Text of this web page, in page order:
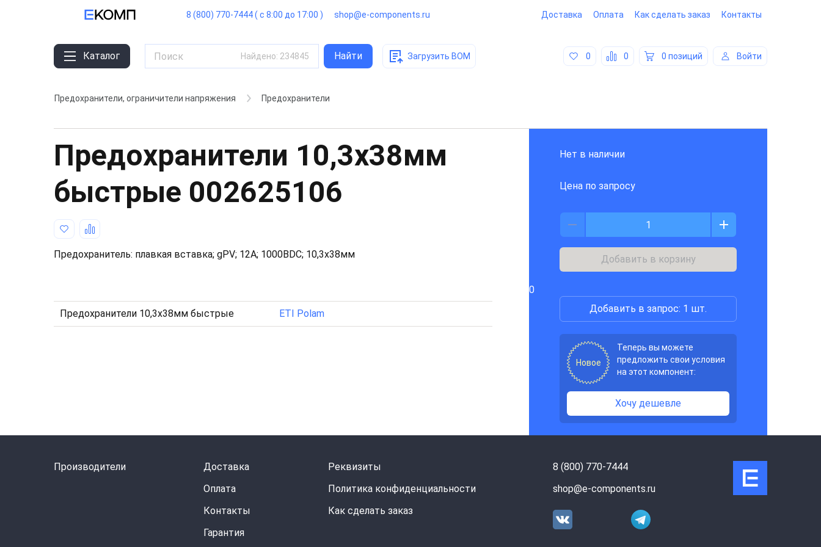
8 (800) 770-7444 ( с 8:00 до 17:00 ) shop@e-components.ru Доставка Оплата Как сделать заказ Контакты
Каталог Найдено: 234845 Найти Загрузить BOM 0 0 0 позиций Войти
Предохранители, ограничители напряжения Предохранители
Предохранители 10,3x38мм
быстрые 002625106
Предохранитель: плавкая вставка; gPV; 12А; 1000ВDC; 10,3x38мм
Предохранители 10,3x38мм быстрые ETI Polam
Нет в наличии
Цена по запросу
Добавить в корзину
0
Добавить в запрос: 1 шт.
Новое
Теперь вы можете
предложить свои условия
на этот компонент:
Хочу дешевле
Производители
Доставка
Оплата
Контакты
Гарантия
Реквизиты
Политика конфиденциальности
Как сделать заказ
8 (800) 770-7444
shop@e-components.ru